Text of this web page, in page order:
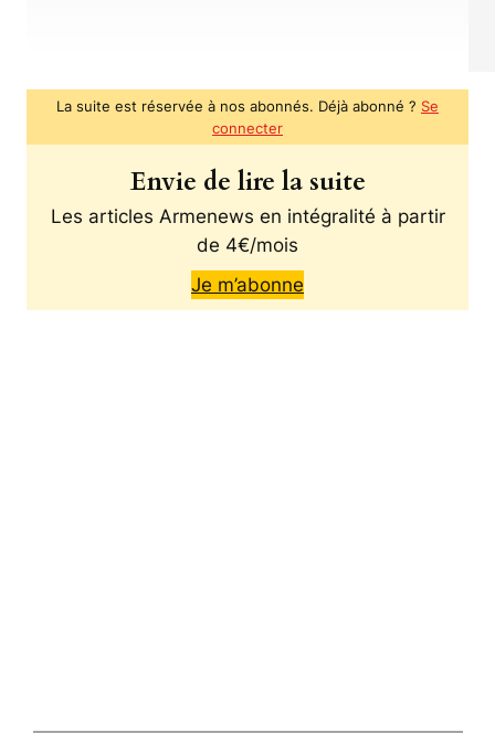
La suite est réservée à nos abonnés. Déjà abonné ? Se
connecter
Envie de lire la suite
Les articles Armenews en intégralité à partir
de 4€/mois
Je m’abonne